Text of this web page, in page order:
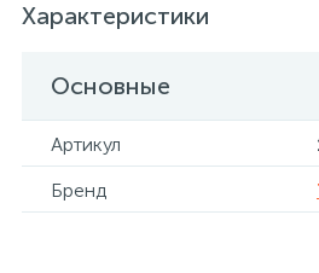
Характеристики
Основные
Артикул
Бренд
Универсальные
Таблетницы
Обувницы